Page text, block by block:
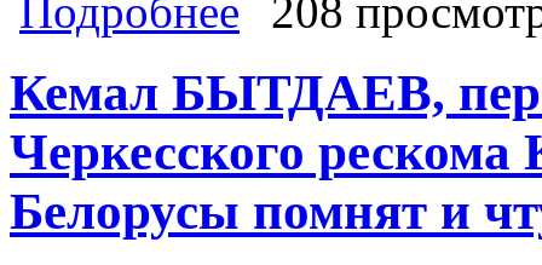
Подробнее которые на протяжении 4-х лет
от депутата КПРФ
208
Кемал БЫТДАЕВ,
Черкесского
Белорусы помнят и